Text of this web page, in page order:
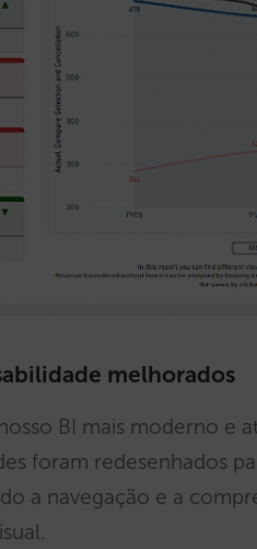
melhorados
BI mais moderno e
foram redesenhados
a navegação e a